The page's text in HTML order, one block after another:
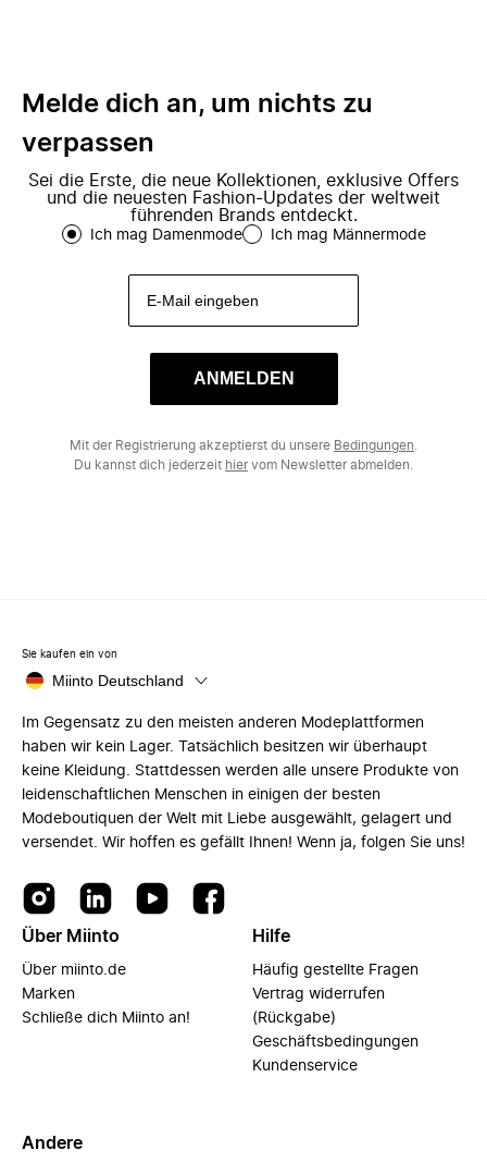
Melde dich an, um nichts zu
verpassen
Sei die Erste, die neue Kollektionen, exklusive Offers
und die neuesten Fashion-Updates der weltweit
führenden Brands entdeckt.
Ich mag Damenmode Ich mag Männermode
ANMELDEN
Mit der Registrierung akzeptierst du unsere Bedingungen
Du kannst dich jederzeit hiervom Newsletter abmelden.
Sie kaufen ein von
Miinto Deutschland
Im Gegensatz zu den meisten anderen Modeplattformen
haben wir kein Lager. Tatsächlich besitzen wir überhaupt
keine Kleidung. Stattdessen werden alle unsere Produkte von
leidenschaftlichen Menschen in einigen der besten
Modeboutiquen der Welt mit Liebe ausgewählt, gelagert und
versendet. Wir hoffen es gefällt Ihnen! Wenn ja, folgen Sie uns!
Über Miinto
Über miinto.de
Marken
Schließe dich Miinto an!
Hilfe
Häufig gestellte Fragen
Vertrag widerrufen
(Rückgabe)
Geschäftsbedingungen
Kundenservice
Andere